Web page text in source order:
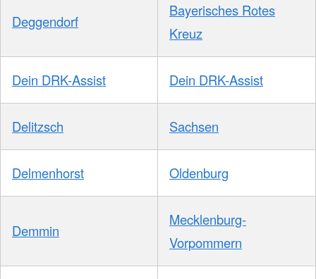
Deggendorf
Bayerisches Rotes
Kreuz
Dein DRK-Assist Dein DRK-Assist
Delitzsch Sachsen
Delmenhorst Oldenburg
Demmin
Mecklenburg-
Vorpommern